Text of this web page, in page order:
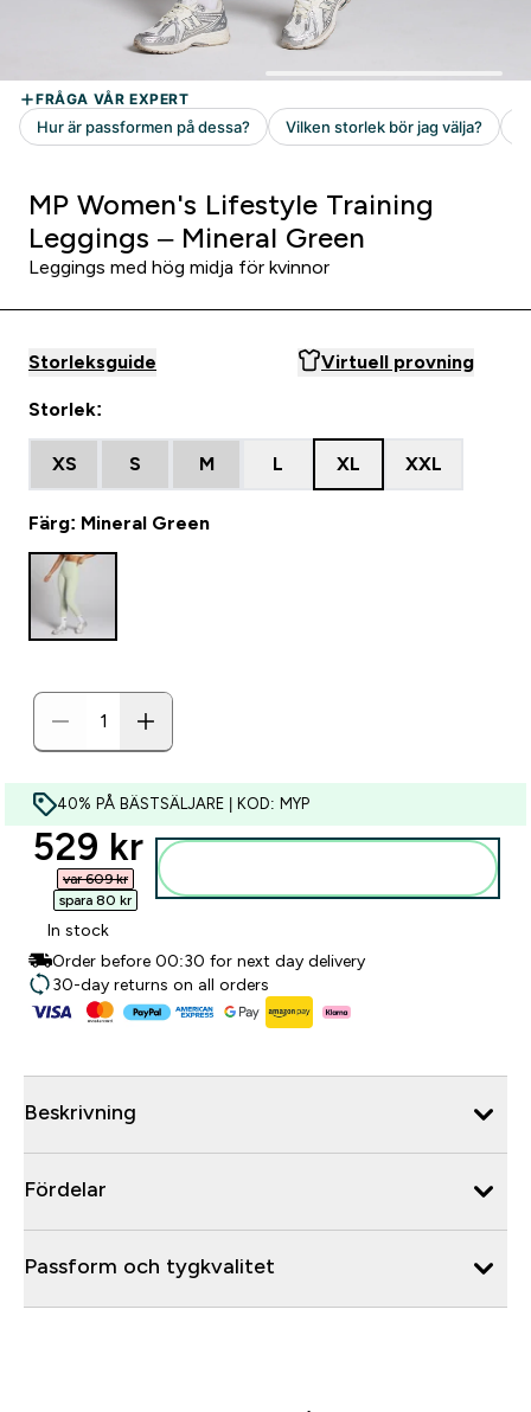
MP Women's Lifestyle Training
Leggings – Mineral Green
Leggings med hög midja för kvinnor
Storleksguide Virtuell provning
Storlek:
XS S M L XL XXL
Färg: Mineral Green
40% PÅ BÄSTSÄLJARE | KOD: MYP
discounted price
529 kr‎
var 609 kr‎
spara 80 kr‎
In stock
Order before 00:30 for next day delivery
30-day returns on all orders
Beskrivning
Fördelar
Passform och tygkvalitet